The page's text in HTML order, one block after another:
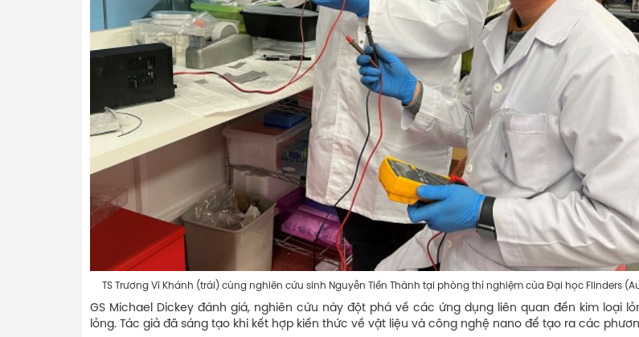
TS Trương Vĩ Khánh (trái) cùng nghiên cứu sinh Nguyễn Tiến Thành tại phòng thí nghiệm của Đại học Flinders
GS Michael Dickey đánh giá, nghiên cứu này đột phá về các ứng dụng liên quan đến kim loại
lỏng. Tác giả đã sáng tạo khi kết hợp kiến thức về vật liệu và công nghệ nano để tạo ra các